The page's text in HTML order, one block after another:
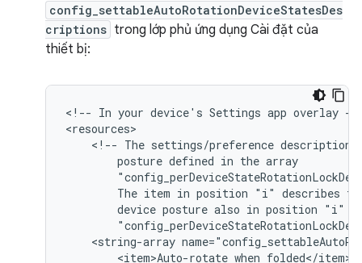
config_settableAutoRotationDeviceStatesDes
criptions trong lớp phủ ứng dụng Cài đặt của
thiết bị:
<!-- In your device's Settings app overlay --
<!-- The settings/preference description
posture defined in the
The item in position "i" describes
device posture also in position "i"
<string-array
<item>Auto-rotate when